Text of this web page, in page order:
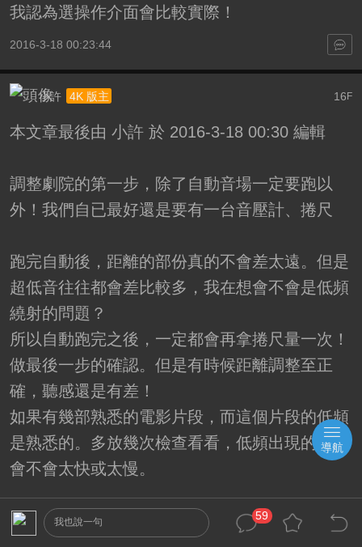
我認為選操作介面會比較實際！
2016-3-18 00:23:44
16 F
小許 4K 版主
本文章最後由 小許 於 2016-3-18 00:30 編輯
調整劇院的第一步，除了自動音場一定要跑以
外！我們自已最好還是要有一台音壓計、捲尺
跑完自動後，距離的部份真的不會差太遠。但是
超低音往往都會差比較多，我在想會不會是低頻
繞射的問題？
所以自動跑完之後，一定都會再拿捲尺量一次！
做最後一步的確認。但是有時候距離調整至正
確，聽感還是有差！
如果有幾部熟悉的電影片段，而這個片段的低頻
是熟悉的。多放幾次檢查看看，低頻出現的時間
會不會太快或太慢。
我也說一句
59
導航